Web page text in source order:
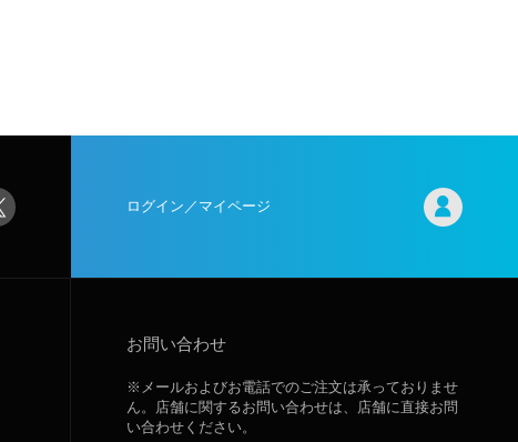
ログイン／マイページ
お問い合わせ
※メールおよびお電話でのご注文は承っておりませ
ん。店舗に関するお問い合わせは、店舗に直接お問
い合わせください。